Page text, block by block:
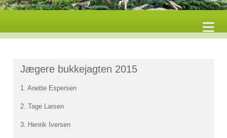
Jægere bukkejagten 2015
1. Anette Espersen
2. Tage Larsen
3. Henrik Iversen